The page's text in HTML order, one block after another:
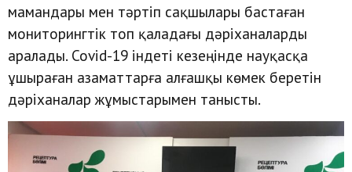
мамандары мен тәртіп сақшылары бастаған
мониторингтік топ қаладағы дәріханаларды
аралады. Covіd-19 індеті кезеңінде науқасқа
ұшыраған азаматтарға алғашқы көмек беретін
дәріханалар жұмыстарымен танысты.